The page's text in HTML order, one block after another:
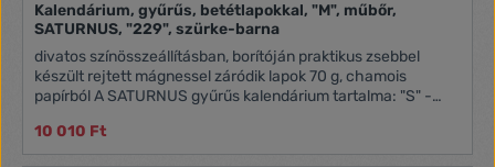
Kalendárium, gyűrűs, betétlapokkal, "M", műbőr,
SATURNUS, "229", szürke-barna
divatos színösszeállításban, borítóján praktikus zsebbel
készült rejtett mágnessel záródik lapok 70 g, chamois
papírból A SATURNUS gyűrűs kalendárium tartalma: "S" -
NKL311 betétlapcsomag Lapméretek: "S": 78x129 mm
(pocket, 3) "M": 95x171 mm (personal, 2) "L": 146x210 mm
10 010 Ft